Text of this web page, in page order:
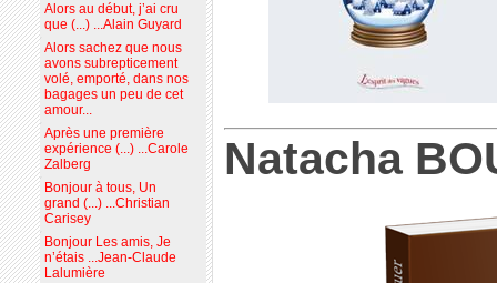
Natacha
Alors au début, j’ai cru
que (...) ...Alain Guyard
Alors sachez que nous
avons subrepticement
volé, emporté, dans nos
bagages un peu de cet
amour...
Après une première
expérience (...) ...Carole
Zalberg
Bonjour à tous, Un
grand (...) ...Christian
Carisey
Bonjour Les amis, Je
n’étais ...Jean-Claude
Lalumière